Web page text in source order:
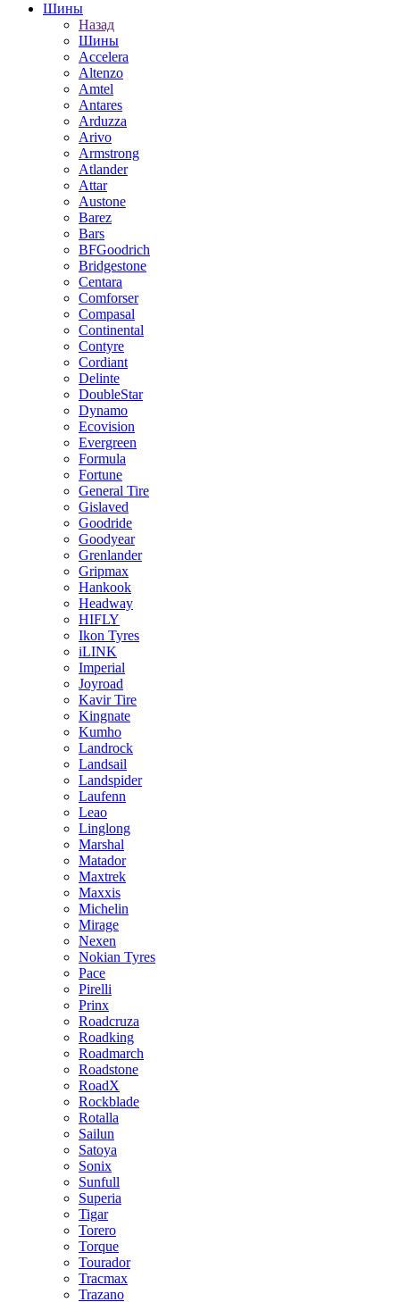
Шины
Назад
Шины
Accelera
Altenzo
Amtel
Antares
Arduzza
Arivo
Armstrong
Atlander
Attar
Austone
Barez
Bars
BFGoodrich
Bridgestone
Centara
Comforser
Compasal
Continental
Contyre
Cordiant
Delinte
DoubleStar
Dynamo
Ecovision
Evergreen
Formula
Fortune
General Tire
Gislaved
Goodride
Goodyear
Grenlander
Gripmax
Hankook
Headway
HIFLY
Ikon Tyres
iLINK
Imperial
Joyroad
Kavir Tire
Kingnate
Kumho
Landrock
Landsail
Landspider
Laufenn
Leao
Linglong
Marshal
Matador
Maxtrek
Maxxis
Michelin
Mirage
Nexen
Nokian Tyres
Pace
Pirelli
Prinx
Roadcruza
Roadking
Roadmarch
Roadstone
RoadX
Rockblade
Rotalla
Sailun
Satoya
Sonix
Sunfull
Superia
Tigar
Torero
Torque
Tourador
Tracmax
Trazano